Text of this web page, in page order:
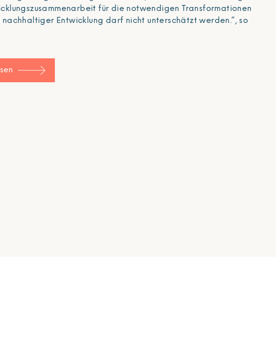
für die notwendigen Transformationen
Entwicklung darf nicht unterschätzt werden.“, so